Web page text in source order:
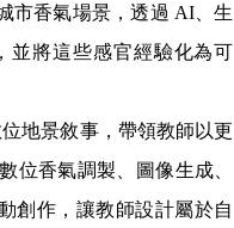
市香氣場景，透過 AI、生
並將這些感官經驗化為可
地景敘事，帶領教師以更
位香氣調製、圖像生成、
創作，讓教師設計屬於自